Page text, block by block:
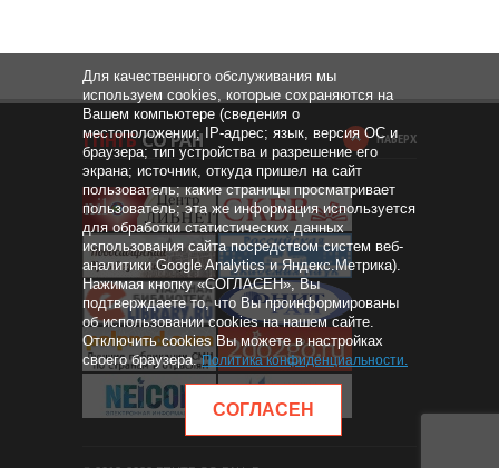
НАВЕРХ
Для качественного обслуживания мы
используем cookies, которые сохраняются на
Вашем компьютере (сведения о
местоположении; IP-адрес; язык, версия ОС и
браузера; тип устройства и разрешение его
экрана; источник, откуда пришел на сайт
пользователь; какие страницы просматривает
пользователь; эта же информация используется
для обработки статистических данных
использования сайта посредством систем веб-
аналитики Google Analytics и Яндекс.Метрика).
Нажимая кнопку «СОГЛАСЕН», Вы
подтверждаете то, что Вы проинформированы
об использовании cookies на нашем сайте.
Отключить cookies Вы можете в настройках
своего браузера.Политика конфиденциальности.
СОГЛАСЕН